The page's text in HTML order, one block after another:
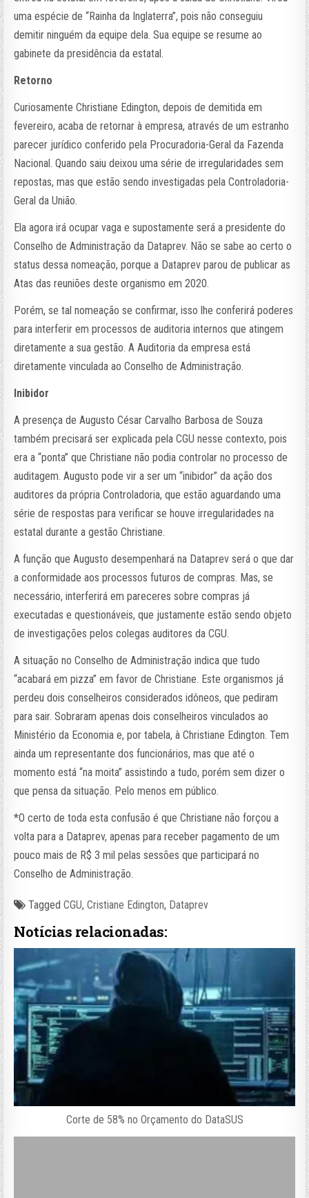
uma espécie de “Rainha da Inglaterra”, pois não conseguiu
demitir ninguém da equipe dela. Sua equipe se resume ao
gabinete da presidência da estatal.
Retorno
Curiosamente Christiane Edington, depois de demitida em
fevereiro, acaba de retornar à empresa, através de um estranho
parecer jurídico conferido pela Procuradoria-Geral da Fazenda
Nacional. Quando saiu deixou uma série de irregularidades sem
repostas, mas que estão sendo investigadas pela Controladoria-
Geral da União.
Ela agora irá ocupar vaga e supostamente será a presidente do
Conselho de Administração da Dataprev. Não se sabe ao certo o
status dessa nomeação, porque a Dataprev parou de publicar as
Atas das reuniões deste organismo em 2020.
Porém, se tal nomeação se confirmar, isso lhe conferirá poderes
para interferir em processos de auditoria internos que atingem
diretamente a sua gestão. A Auditoria da empresa está
diretamente vinculada ao Conselho de Administração.
Inibidor
A presença de Augusto César Carvalho Barbosa de Souza
também precisará ser explicada pela CGU nesse contexto, pois
era a “ponta” que Christiane não podia controlar no processo de
auditagem. Augusto pode vir a ser um “inibidor” da ação dos
auditores da própria Controladoria, que estão aguardando uma
série de respostas para verificar se houve irregularidades na
estatal durante a gestão Christiane.
A função que Augusto desempenhará na Dataprev será o que dar
a conformidade aos processos futuros de compras. Mas, se
necessário, interferirá em pareceres sobre compras já
executadas e questionáveis, que justamente estão sendo objeto
de investigações pelos colegas auditores da CGU.
A situação no Conselho de Administração indica que tudo
“acabará em pizza” em favor de Christiane. Este organismos já
perdeu dois conselheiros considerados idôneos, que pediram
para sair. Sobraram apenas dois conselheiros vinculados ao
Ministério da Economia e, por tabela, à Christiane Edington. Tem
ainda um representante dos funcionários, mas que até o
momento está “na moita” assistindo a tudo, porém sem dizer o
que pensa da situação. Pelo menos em público.
*O certo de toda esta confusão é que Christiane não forçou a
volta para a Dataprev, apenas para receber pagamento de um
pouco mais de R$ 3 mil pelas sessões que participará no
Conselho de Administração.
TaggedCGU,Cristiane Edington, Dataprev
Notícias relacionadas:
Corte de 58% no Orçamento do DataSUS